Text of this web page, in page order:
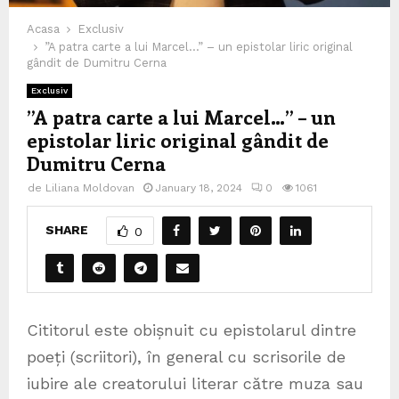
Acasa
Exclusiv
”A patra carte a lui Marcel…” – un epistolar liric original
gândit de Dumitru Cerna
Exclusiv
”A patra carte a lui Marcel…” – un
epistolar liric original gândit de
Dumitru Cerna
de Liliana Moldovan January 18, 2024 0 1061
SHARE 0
Cititorul este obișnuit cu epistolarul dintre
poeți (scriitori), în general cu scrisorile de
iubire ale creatorului literar către muza sau